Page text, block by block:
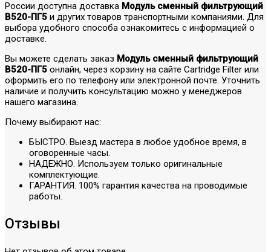
России доступна доставка Модуль сменный фильтрующий
В520-ПГ5 и других товаров транспортными компаниями. Для
выбора удобного способа ознакомитесь с информацией о
доставке.
Вы можете сделать заказ Модуль сменный фильтрующий
В520-ПГ5 онлайн, через корзину на сайте Cartridge Filter или
оформить его по телефону или электронной почте. Уточнить
наличие и получить консультацию можно у менеджеров
нашего магазина.
Почему выбирают нас:
БЫСТРО. Выезд мастера в любое удобное время, в
оговоренные часы.
НАДЕЖНО. Используем только оригинальные
комплектующие.
ГАРАНТИЯ. 100% гарантия качества на проводимые
работы.
Отзывы